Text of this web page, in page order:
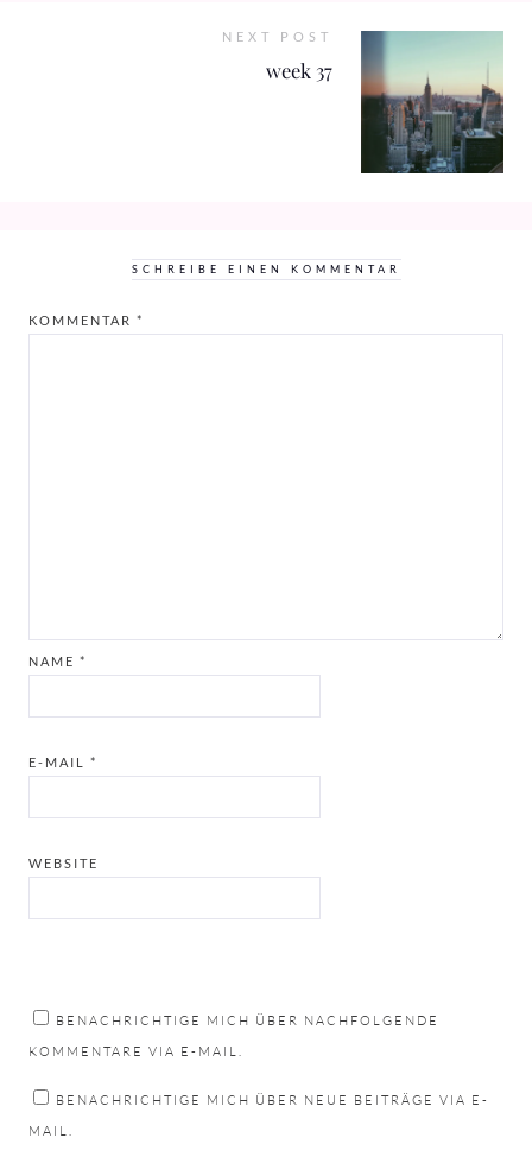
NEXT POST
week 37
SCHREIBE EINEN KOMMENTAR
KOMMENTAR *
NAME *
E-MAIL *
WEBSITE
BENACHRICHTIGE MICH ÜBER NACHFOLGENDE
KOMMENTARE VIA E-MAIL.
BENACHRICHTIGE MICH ÜBER NEUE BEITRÄGE VIA E-
MAIL.